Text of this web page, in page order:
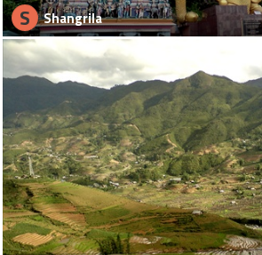
S Shangrila